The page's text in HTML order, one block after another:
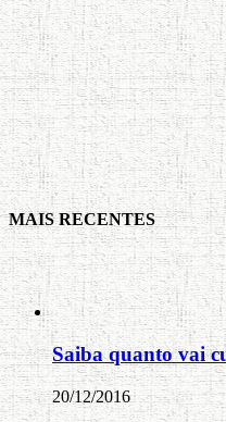
MAIS RECENTES
Saiba quanto vai
20/12/2016